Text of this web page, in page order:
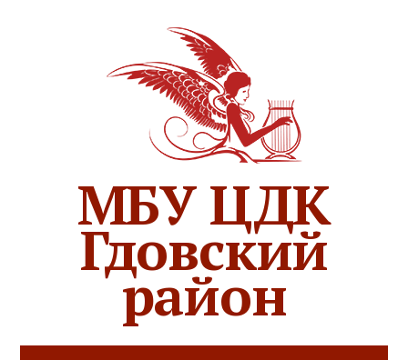
МБУ ЦДК
Гдовский
район